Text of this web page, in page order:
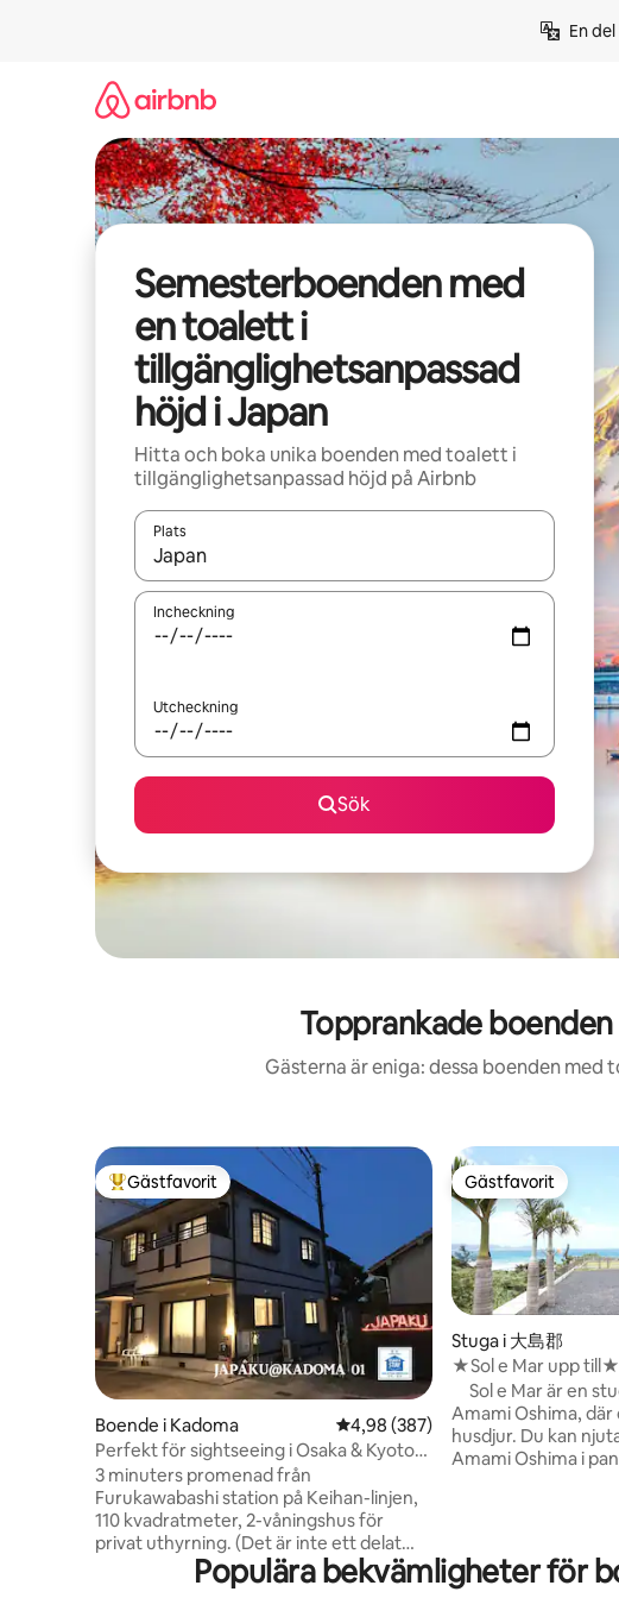
En
Semesterboenden med
en toalett i
tillgänglighetsanpassad
höjd i Japan
Hitta och boka unika boenden med toalett i
tillgänglighetsanpassad höjd på Airbnb
Plats
När resultaten är tillgängliga kan du navigera med upp-
Incheckning
Utcheckning
Sök
Topprankade
Gästerna är eniga: dessa boenden
Populär gästfavorit
Gästfavorit
Boende i Kadoma 4,98 av 5 i genomsnittligt betyg,
4,98 (387)
Perfekt för sightseeing i Osaka & Kyoto
4LDK 2WC 2 parkering Semesterhem
"JAPAKU" Station 3 minuter
3 minuters promenad från
Furukawabashi station på Keihan-linjen,
110 kvadratmeter, 2-våningshus för
privat uthyrning. (Det är inte ett delat
hus) Det finns ett stort vardagsrum,
matsal och fullt utrustat kök på
Gästfavorit
Gästfavorit
Stuga i 大島郡
★Sol e Mar upp
Stuga på♪ Amami
med ditt husdjur
Sol e Mar är en
Amami Oshima,
husdjur. Du kan njuta av havet runt
Amami Oshima i
avkopplande tid.
Populära bekvämligheter för